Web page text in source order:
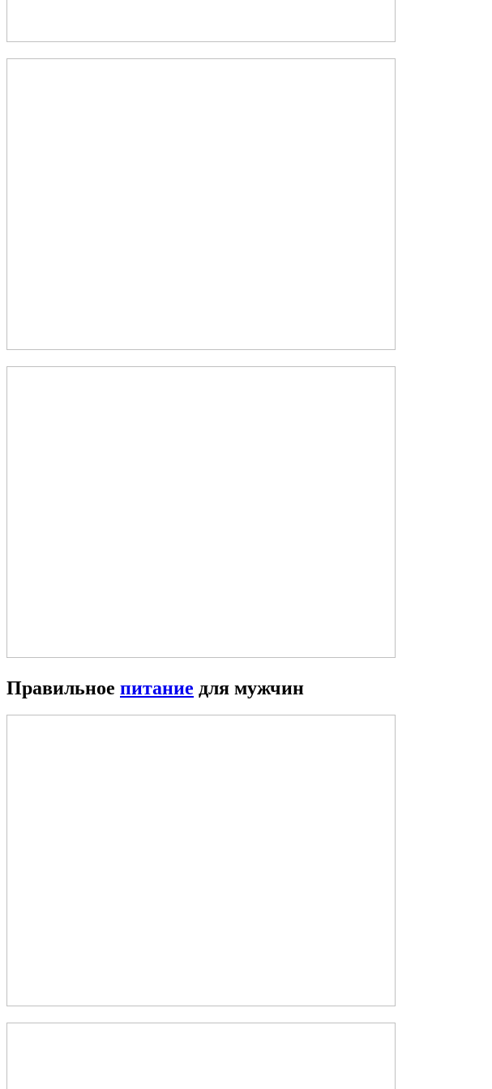
Правильное питание для мужчин